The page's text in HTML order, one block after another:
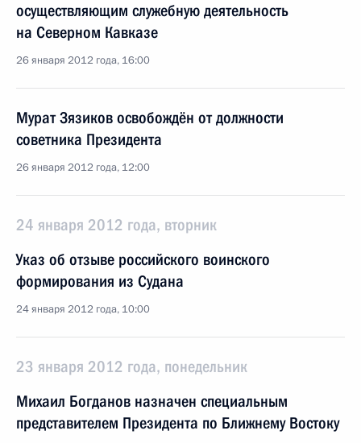
осуществляющим служебную деятельность
на Северном Кавказе
26 января 2012 года, 16:00
Мурат Зязиков освобождён от должности
советника Президента
26 января 2012 года, 12:00
24 января 2012 года, вторник
Указ об отзыве российского воинского
формирования из Судана
24 января 2012 года, 10:00
23 января 2012 года, понедельник
Михаил Богданов назначен специальным
представителем Президента по Ближнему Востоку